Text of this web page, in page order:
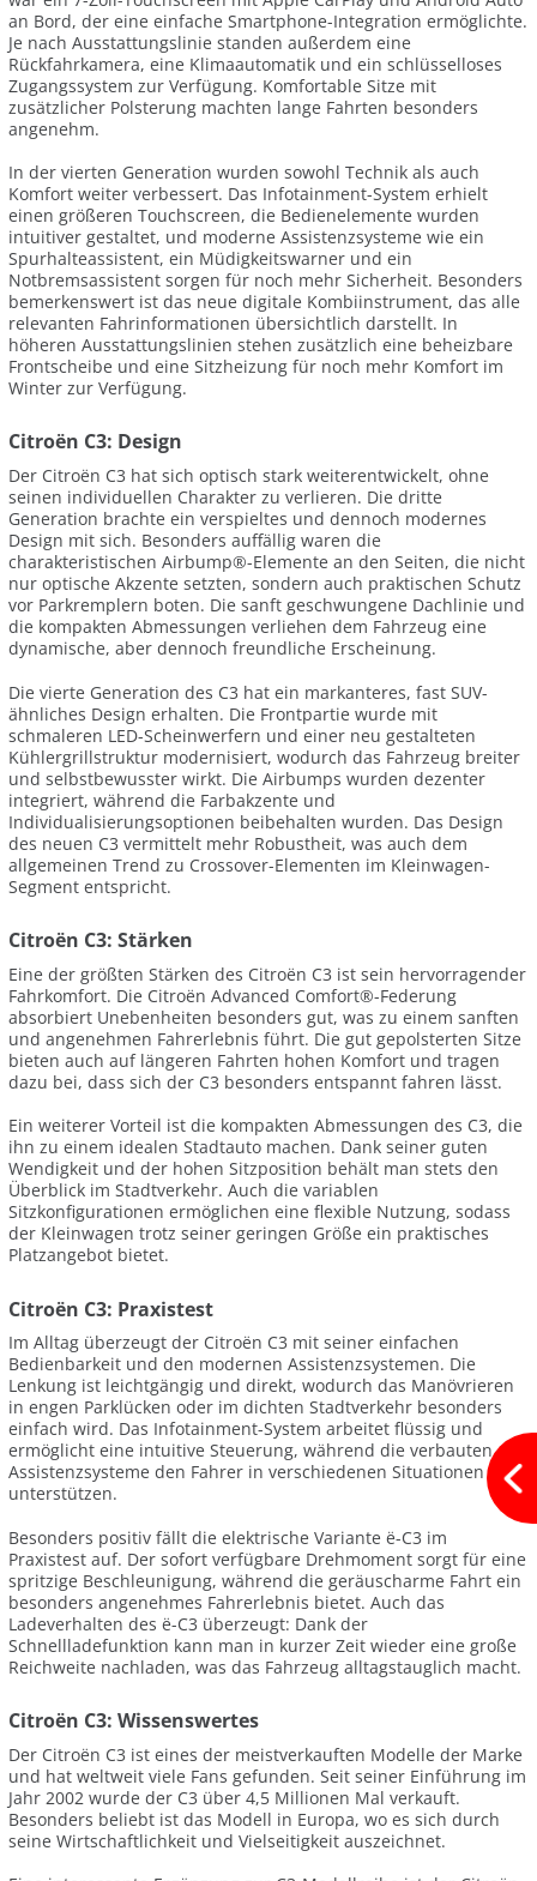
an Bord, der eine einfache Smartphone-Integration ermöglichte.
Je nach Ausstattungslinie standen außerdem eine
Rückfahrkamera, eine Klimaautomatik und ein schlüsselloses
Zugangssystem zur Verfügung. Komfortable Sitze mit
zusätzlicher Polsterung machten lange Fahrten besonders
angenehm.
In der vierten Generation wurden sowohl Technik als auch
Komfort weiter verbessert. Das Infotainment-System erhielt
einen größeren Touchscreen, die Bedienelemente wurden
intuitiver gestaltet, und moderne Assistenzsysteme wie ein
Spurhalteassistent, ein Müdigkeitswarner und ein
Notbremsassistent sorgen für noch mehr Sicherheit. Besonders
bemerkenswert ist das neue digitale Kombiinstrument, das alle
relevanten Fahrinformationen übersichtlich darstellt. In
höheren Ausstattungslinien stehen zusätzlich eine beheizbare
Frontscheibe und eine Sitzheizung für noch mehr Komfort im
Winter zur Verfügung.
Citroën C3: Design
Der Citroën C3 hat sich optisch stark weiterentwickelt, ohne
seinen individuellen Charakter zu verlieren. Die dritte
Generation brachte ein verspieltes und dennoch modernes
Design mit sich. Besonders auffällig waren die
charakteristischen Airbump®-Elemente an den Seiten, die nicht
nur optische Akzente setzten, sondern auch praktischen Schutz
vor Parkremplern boten. Die sanft geschwungene Dachlinie und
die kompakten Abmessungen verliehen dem Fahrzeug eine
dynamische, aber dennoch freundliche Erscheinung.
Die vierte Generation des C3 hat ein markanteres, fast SUV-
ähnliches Design erhalten. Die Frontpartie wurde mit
schmaleren LED-Scheinwerfern und einer neu gestalteten
Kühlergrillstruktur modernisiert, wodurch das Fahrzeug breiter
und selbstbewusster wirkt. Die Airbumps wurden dezenter
integriert, während die Farbakzente und
Individualisierungsoptionen beibehalten wurden. Das Design
des neuen C3 vermittelt mehr Robustheit, was auch dem
allgemeinen Trend zu Crossover-Elementen im Kleinwagen-
Segment entspricht.
Citroën C3: Stärken
Eine der größten Stärken des Citroën C3 ist sein hervorragender
Fahrkomfort. Die Citroën Advanced Comfort®-Federung
absorbiert Unebenheiten besonders gut, was zu einem sanften
und angenehmen Fahrerlebnis führt. Die gut gepolsterten Sitze
bieten auch auf längeren Fahrten hohen Komfort und tragen
dazu bei, dass sich der C3 besonders entspannt fahren lässt.
Ein weiterer Vorteil ist die kompakten Abmessungen des C3, die
ihn zu einem idealen Stadtauto machen. Dank seiner guten
Wendigkeit und der hohen Sitzposition behält man stets den
Überblick im Stadtverkehr. Auch die variablen
Sitzkonfigurationen ermöglichen eine flexible Nutzung, sodass
der Kleinwagen trotz seiner geringen Größe ein praktisches
Platzangebot bietet.
Citroën C3: Praxistest
Im Alltag überzeugt der Citroën C3 mit seiner einfachen
Bedienbarkeit und den modernen Assistenzsystemen. Die
Lenkung ist leichtgängig und direkt, wodurch das Manövrieren
in engen Parklücken oder im dichten Stadtverkehr besonders
einfach wird. Das Infotainment-System arbeitet flüssig und
ermöglicht eine intuitive Steuerung, während die verbauten
Assistenzsysteme den Fahrer in verschiedenen Situationen
unterstützen.
Besonders positiv fällt die elektrische Variante ë-C3 im
Praxistest auf. Der sofort verfügbare Drehmoment sorgt für eine
spritzige Beschleunigung, während die geräuscharme Fahrt ein
besonders angenehmes Fahrerlebnis bietet. Auch das
Ladeverhalten des ë-C3 überzeugt: Dank der
Schnellladefunktion kann man in kurzer Zeit wieder eine große
Reichweite nachladen, was das Fahrzeug alltagstauglich macht.
Citroën C3: Wissenswertes
Der Citroën C3 ist eines der meistverkauften Modelle der Marke
und hat weltweit viele Fans gefunden. Seit seiner Einführung im
Jahr 2002 wurde der C3 über 4,5 Millionen Mal verkauft.
Besonders beliebt ist das Modell in Europa, wo es sich durch
seine Wirtschaftlichkeit und Vielseitigkeit auszeichnet.